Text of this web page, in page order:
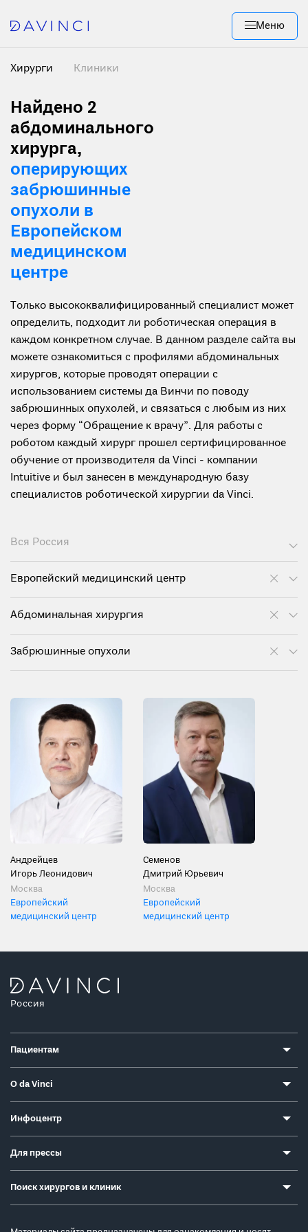
Меню
Хирурги Клиники
Найдено 2
абдоминального
хирурга,
оперирующих
забрюшинные
опухоли в
Европейском
медицинском
центре
Только высококвалифицированный специалист может
определить, подходит ли роботическая операция в
каждом конкретном случае. В данном разделе сайта вы
можете ознакомиться с профилями абдоминальных
хирургов, которые проводят операции с
использованием системы да Винчи по поводу
забрюшинных опухолей, и связаться с любым из них
через форму “Обращение к врачу”. Для работы с
роботом каждый хирург прошел сертифицированное
обучение от производителя da Vinci - компании
Intuitive и был занесен в международную базу
специалистов роботической хирургии da Vinci.
Вся Россия
Европейский медицинский центр
Абдоминальная хирургия
Забрюшинные опухоли
Андрейцев
Игорь Леонидович
Москва
Европейский
медицинский центр
Семенов
Дмитрий Юрьевич
Москва
Европейский
медицинский центр
Россия
Пациентам
О da Vinci
Инфоцентр
Для прессы
Поиск хирургов и клиник